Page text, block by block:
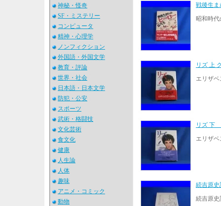
神秘・怪奇
SF・ミステリー
コンピュータ
精神・心理学
ノンフィクション
外国語・外国文学
教育・評論
世界・社会
日本語・日本文学
防犯・公安
スポーツ
武術・格闘技
文化芸術
食文化
健康
人生論
人体
趣味
アニメ・コミック
動物
戦後生ま
昭和時
リズ 上
エリザ
リズ 下
エリザ
続吉原
続吉原史